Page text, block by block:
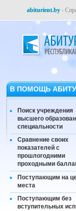
abiturient.by -
В ПОМОЩЬ
Поиск учреждения
высшего
специальности
Сравнение своих
показателей с
прошлогодними
проходными
Поступающим на
места
Поступающим без
вступительных